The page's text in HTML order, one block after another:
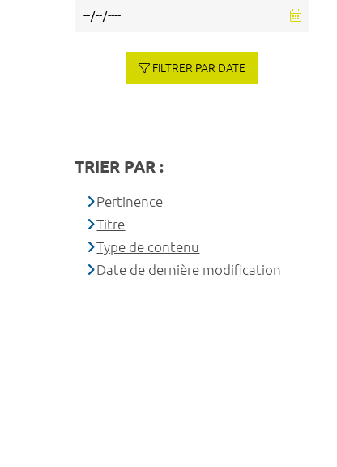
FILTRER PAR DATE
TRIER PAR :
Pertinence
Titre
Type de contenu
Date de dernière modification